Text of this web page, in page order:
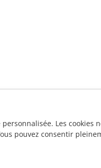
Les cookies
pouvez consentir